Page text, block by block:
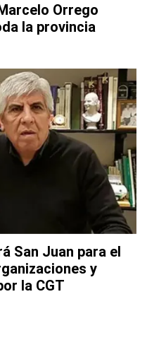
Orrego
la provincia
San Juan para el
y
la CGT